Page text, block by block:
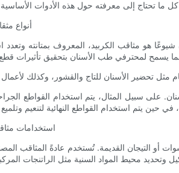
أنواع
هو مثاقب الكربيد، المعروف بمتانته وتعدد
على سبيل المثال، يتم استخدام القواطع
استخدامات
التيجان القديمة. تُستخدم عادةً المثاقب